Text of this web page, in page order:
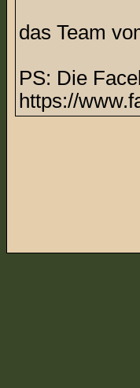
das Team
PS: Die
https://